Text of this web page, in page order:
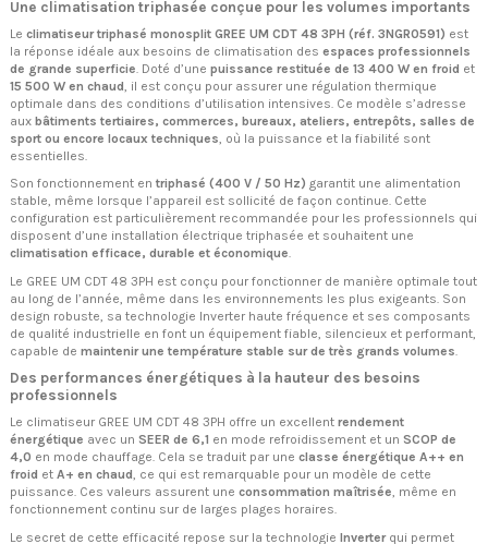
Une climatisation triphasée conçue pour les volumes importants
Le climatiseur triphasé monosplit GREE UM CDT 48 3PH (réf. 3NGR0591) est
la réponse idéale aux besoins de climatisation des espaces professionnels
de grande superficie . Doté d’une puissance restituée de 13 400 W en froid et
15 500 W en chaud , il est conçu pour assurer une régulation thermique
optimale dans des conditions d’utilisation intensives. Ce modèle s’adresse
aux bâtiments tertiaires, commerces, bureaux, ateliers, entrepôts, salles de
sport ou encore locaux techniques , où la puissance et la fiabilité sont
essentielles.
Son fonctionnement en triphasé (400 V / 50 Hz) garantit une alimentation
stable, même lorsque l’appareil est sollicité de façon continue. Cette
configuration est particulièrement recommandée pour les professionnels qui
disposent d’une installation électrique triphasée et souhaitent une
climatisation efficace, durable et économique.
Le GREE UM CDT 48 3PH est conçu pour fonctionner de manière optimale tout
au long de l’année, même dans les environnements les plus exigeants. Son
design robuste, sa technologie Inverter haute fréquence et ses composants
de qualité industrielle en font un équipement fiable, silencieux et performant,
capable de maintenir une température stable sur de très grands volumes
Des performances énergétiques à la hauteur des besoins
professionnels
Le climatiseur GREE UM CDT 48 3PH offre un excellent rendement
énergétique avec un SEER de 6,1 en mode refroidissement et un SCOP de
4,0 en mode chauffage. Cela se traduit par une classe énergétique A++ en
froid et A+ en chaud, ce qui est remarquable pour un modèle de cette
puissance. Ces valeurs assurent une consommation maîtrisée, même en
fonctionnement continu sur de larges plages horaires.
Le secret de cette efficacité repose sur la technologie Inverterqui permet